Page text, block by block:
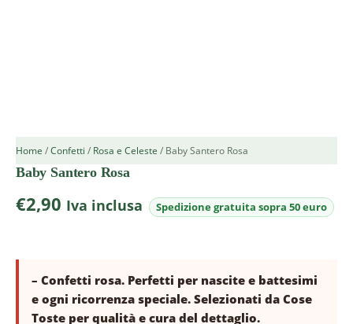
Home /Confetti / Rosa e Celeste / Baby Santero Rosa
Baby Santero Rosa
€2,90 Iva inclusa
– Confetti rosa. Perfetti per nascite e battesimi
e ogni ricorrenza speciale. Selezionati da Cose
Toste per qualità e cura del dettaglio.